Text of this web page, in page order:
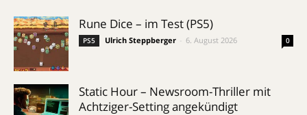
Rune Dice – im Test (PS5)
PS5 Ulrich Steppberger 6. August 2026 0
Static Hour – Newsroom-Thriller mit
Achtziger-Setting angekündigt